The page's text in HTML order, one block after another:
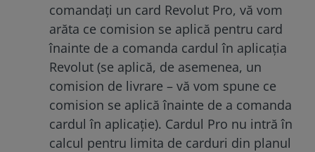
comandați un card Revolut Pro, vă vom
arăta ce comision se aplică pentru card
înainte de a comanda cardul în aplicația
Revolut (se aplică, de asemenea, un
comision de livrare – vă vom spune ce
comision se aplică înainte de a comanda
cardul în aplicație). Cardul Pro nu intră în
calcul pentru limita de carduri din planul